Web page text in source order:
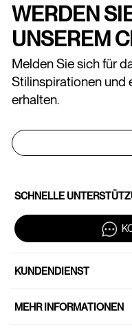
WERDEN
UNSEREM
Melden Sie sich für
Stilinspirationen und
erhalten.
SCHNELLE
KUNDENDIENST
MEHR INFORMATIONEN